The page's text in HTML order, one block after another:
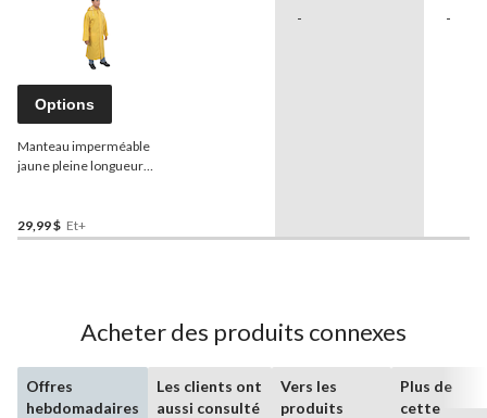
Options
Manteau imperméable
jaune pleine longueur
adultes
29,99 $ Et+
- -
Acheter des produits connexes
Offres
hebdomadaires
Les clients ont
aussi consulté
Vers les
produits
Plus de
cette